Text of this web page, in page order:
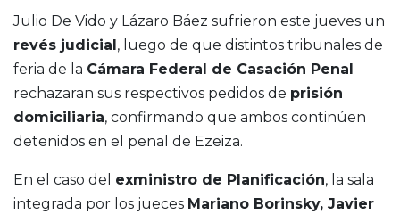
Julio De Vido y Lázaro Báez sufrieron este jueves un
revés judicial , luego de que distintos tribunales de
feria de la Cámara Federal de Casación Penal
rechazaran sus respectivos pedidos de prisión
domiciliaria, confirmando que ambos continúen
detenidos en el penal de Ezeiza.
En el caso del exministro de Planificación, la sala
integrada por los jueces Mariano Borinsky, Javier